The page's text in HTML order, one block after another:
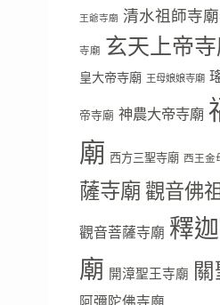
王爺寺廟 清水祖師寺廟
寺廟 玄天上帝
皇大帝寺廟 王母娘娘寺廟
帝寺廟 神農大帝寺廟
廟 西方三聖寺廟 西王金
薩寺廟觀音佛
觀音菩薩寺廟 釋
廟 開漳聖王寺廟